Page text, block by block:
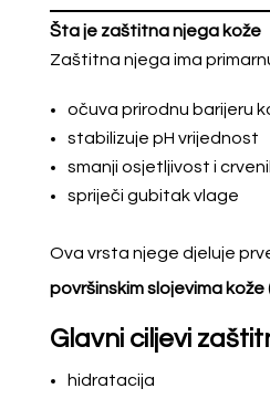
Šta je zaštitna njega kože
Zaštitna njega ima
očuva prirodnu barijeru
stabilizuje pH vrijednost
smanji osjetljivost i
spriječi gubitak vlage
Ova vrsta njege djeluje
površinskim slojevima kože
Glavni ciljevi
hidratacija